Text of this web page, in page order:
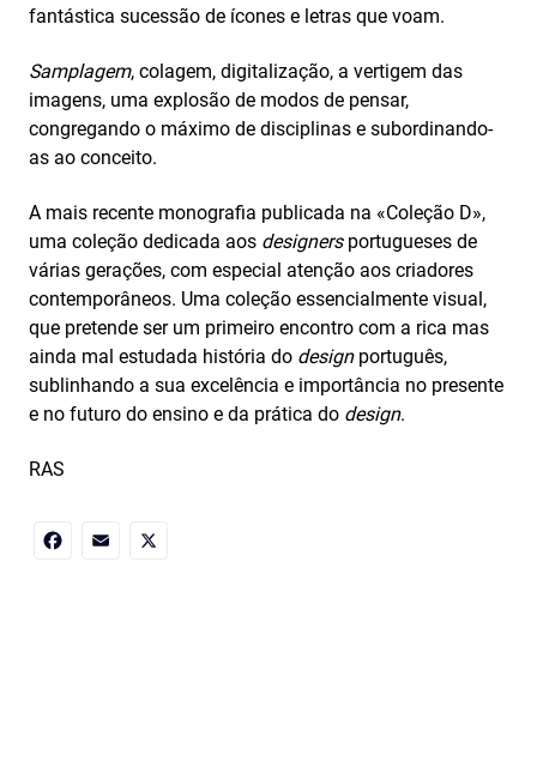
fantástica sucessão de ícones e letras que voam.
Samplagem, colagem, digitalização, a vertigem das
imagens, uma explosão de modos de pensar,
congregando o máximo de disciplinas e subordinando-
as ao conceito.
A mais recente monografia publicada na «Coleção D»,
uma coleção dedicada aos designersportugueses de
várias gerações, com especial atenção aos criadores
contemporâneos. Uma coleção essencialmente visual,
que pretende ser um primeiro encontro com a rica mas
ainda mal estudada história do design português,
sublinhando a sua excelência e importância no presente
e no futuro do ensino e da prática do design.
RAS